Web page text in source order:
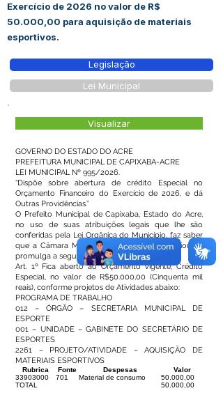
Exercício de 2026 no valor de R$
50.000,00 para aquisição de materiais
esportivos.
Legislação
Lei Municipal
Visualizar
GOVERNO DO ESTADO DO ACRE
PREFEITURA MUNICIPAL DE CAPIXABA-ACRE
LEI MUNICIPAL Nº 995/2026.
“Dispõe sobre abertura de crédito Especial no
Orçamento Financeiro do Exercício de 2026, e dá
Outras Providências.”
O Prefeito Municipal de Capixaba, Estado do Acre,
no uso de suas atribuições legais que lhe são
conferidas pela Lei Orgânica do Município, faz saber
que a Câmara Municipal aprovou e ele sanciona e
promulga a seguinte lei.
Art. 1º Fica aberto ao Orçamento Vigente, Crédito
Especial, no valor de R$50.000,00 (Cinquenta mil
reais), conforme projetos de Atividades abaixo:
PROGRAMA DE TRABALHO
012 – ÓRGÃO – SECRETARIA MUNICIPAL DE
ESPORTE
001 – UNIDADE – GABINETE DO SECRETÁRIO DE
ESPORTES
2261 – PROJETO/ATIVIDADE – AQUISIÇÃO DE
MATERIAIS ESPORTIVOS
Rubrica Fonte Despesas
Valor
33903000
701 Material de consumo
50.000,00
TOTAL
50.000,00